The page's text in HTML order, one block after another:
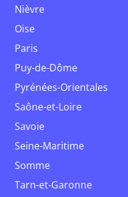
Nièvre
Oise
Paris
Puy-de-Dôme
Pyrénées-Orientales
Saône-et-Loire
Savoie
Seine-Maritime
Somme
Tarn-et-Garonne